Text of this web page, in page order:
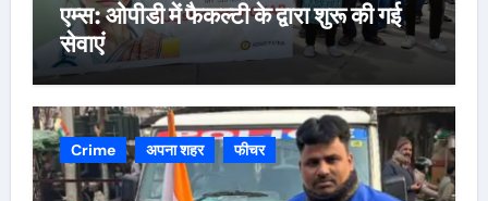
एम्स: ओपीडी में फैकल्टी के द्वारा शुरू की गई
सेवाएं
Crime अपना शहर फीचर